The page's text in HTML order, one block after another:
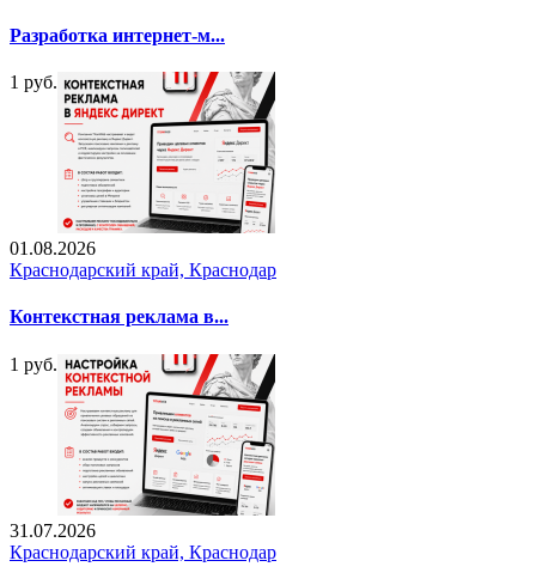
Разработка интернет-м...
1 руб.
01.08.2026
Краснодарский край, Краснодар
Контекстная реклама в...
1 руб.
31.07.2026
Краснодарский край, Краснодар